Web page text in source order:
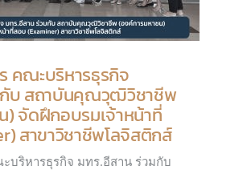
คณะบริหารธุรกิจ
กับ สถาบันคุณวุฒิวิชาชีพ
) จัดฝึกอบรมเจ้าหน้าที่
สาขาวิชาชีพโลจิสติกส์
บริหารธุรกิจ มทร.อีสาน ร่วมกับ